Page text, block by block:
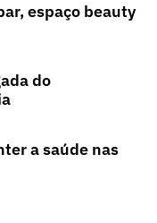
espaço beauty
do
a saúde nas